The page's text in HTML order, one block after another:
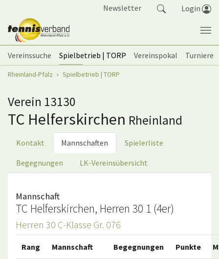
Newsletter Login
Vereinssuche Spielbetrieb | TORP Vereinspokal
Turniere
Sie sind hier:
Rheinland-Pfalz Spielbetrieb | TORP
Verein 13130
TC Helferskirchen Rheinland
Kontakt Mannschaften Spielerliste
Begegnungen LK-Vereinsübersicht
Mannschaft
TC Helferskirchen, Herren 30 1 (4er)
Herren 30 C-Klasse Gr. 076
Rang Mannschaft Begegnungen Punkte